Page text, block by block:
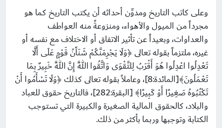
وعلى كاتب التاريخ ومدوِّن أحداثه أن يكتب التاريخ كما هو
مجرداً من الميول والأهواء، ومنزوعةً منه العواطف
والعداوات، وبعيداً عن تأثير الاتفاق أو الاختلاف مع نفسه أو
غيره، ملتزماً بقوله تعالى ﴿وَلَا يَجْرِمَنَّكُمْ شَنَآَنُ قَوْمٍ عَلَى أَلَّا
تَعْدِلُوا اعْدِلُوا هُوَ أَقْرَبُ لِلتَّقْوَى وَاتَّقُوا اللَّهَ إِنَّ اللَّهَ خَبِيرٌ بِمَا
تَعْمَلُونَ﴾[المائدة:8]، وعاملاً بقوله تعالى كذلك ﴿وَلَا تَسْأَمُوا أَنْ
تَكْتُبُوهُ صَغِيرًا أَوْ كَبِيرًا﴾ [البقرة:282]، فالتاريخ حقوق للعباد
والبلاد، كالحقوق المالية الصغيرة والكبيرة التي تستوجب
الكتابة وتوجبها وربما بأكثر من ذلك.